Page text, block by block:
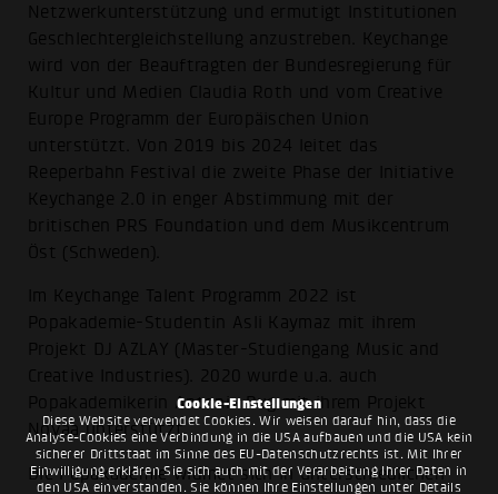
Cookie-Einstellungen
Diese Website verwendet Cookies. Wir weisen darauf hin, dass die
Analyse-Cookies eine Verbindung in die USA aufbauen und die USA kein
sicherer Drittstaat im Sinne des EU-Datenschutzrechts ist. Mit Ihrer
Einwilligung erklären Sie sich auch mit der Verarbeitung Ihrer Daten in
den USA einverstanden. Sie können Ihre Einstellungen unter Details
Netzwerkunterstützung und ermutigt Institutionen
Geschlechtergleichstellung anzustreben. Keychange
wird von der Beauftragten der Bundesregierung für
Kultur und Medien Claudia Roth und vom Creative
Europe Programm der Europäischen Union
unterstützt. Von 2019 bis 2024 leitet das
Reeperbahn Festival die zweite Phase der Initiative
Keychange 2.0 in enger Abstimmung mit der
britischen PRS Foundation und dem Musikcentrum
Öst (Schweden).
Im Keychange Talent Programm 2022 ist
Popakademie-Studentin Asli Kaymaz mit ihrem
Projekt DJ AZLAY (Master-Studiengang Music and
Creative Industries). 2020 wurde u.a. auch
Popakademikerin Antonia Rug mit ihrem Projekt
Novaa unterstützt.
Die Popakademie widmet sich in unterschiedlichen